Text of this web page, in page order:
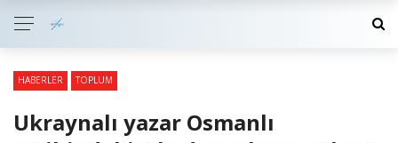
HABERLER TOPLUM
Ukraynalı yazar Osmanlı